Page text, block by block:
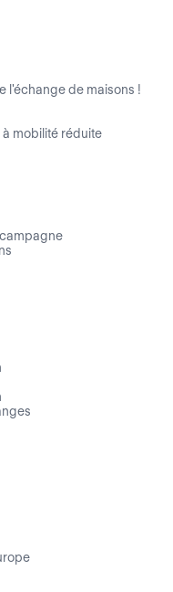
l'échange de maisons !
à mobilité réduite